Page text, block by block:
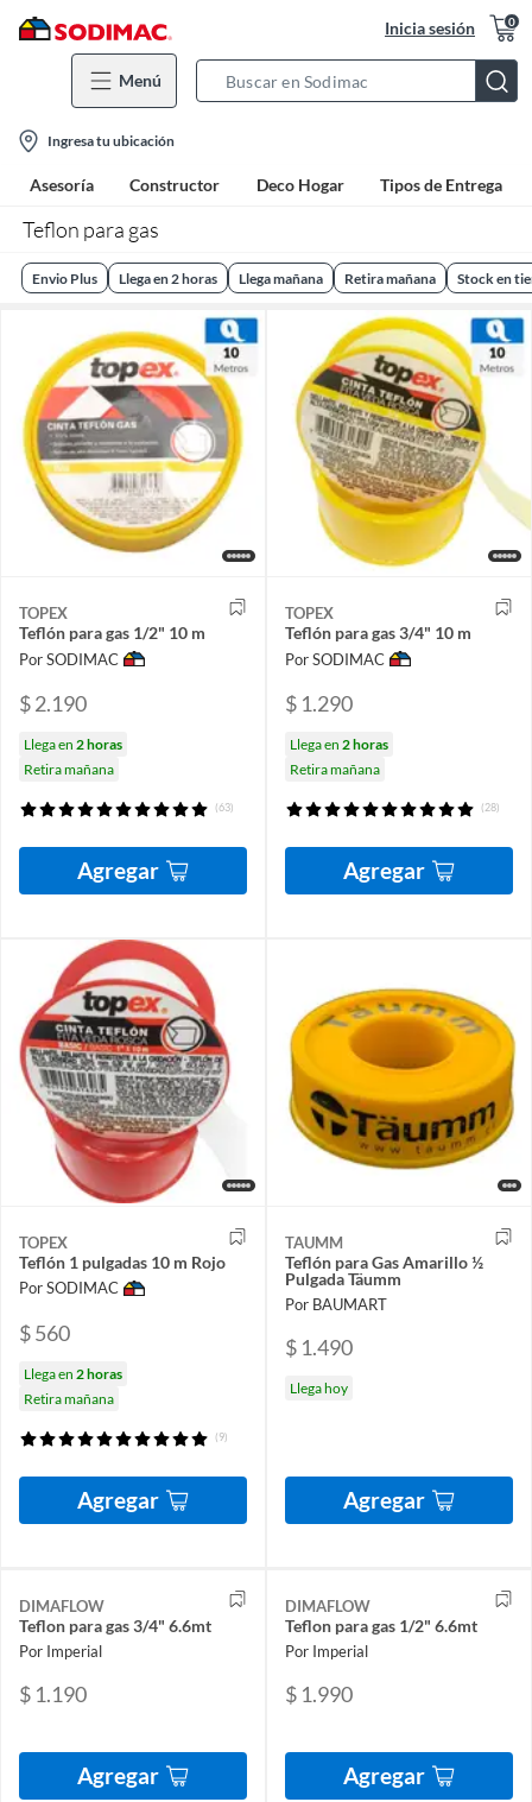
Inicia sesión 0
Menú
Bar
location-
icon
Ingresa tu ubicación
Asesoría Constructor Deco Hogar Tipos de Entrega
Teflon para gas
Envio Plus Llega en 2 horas Llega mañana Retira mañana Stock en
TOPEX
Teflón para gas 1/2" 10 m
Por SODIMAC
$ 2.190
Llega en 2 horas
Retira mañana
(63)
Agregar
TOPEX
Teflón para gas 3/4" 10 m
Por SODIMAC
$ 1.290
Llega en 2 horas
Retira mañana
(28)
Agregar
TOPEX
Teflón 1 pulgadas 10 m Rojo
Por SODIMAC
$ 560
Llega en 2 horas
Retira mañana
(9)
Agregar
TAUMM
Teflón para Gas Amarillo ½
Pulgada Täumm
Por BAUMART
$ 1.490
Llega hoy
Agregar
DIMAFLOW
Teflon para gas 3/4" 6.6mt
Por Imperial
$ 1.190
Agregar
DIMAFLOW
Teflon para gas 1/2" 6.6mt
Por Imperial
$ 1.990
Agregar